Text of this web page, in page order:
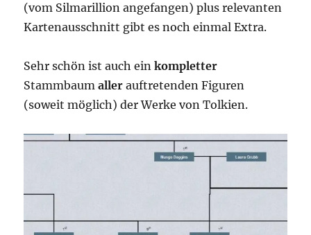
(vom Silmarillion angefangen) plus relevanten
Kartenausschnitt gibt es noch einmal Extra.
Sehr schön ist auch einkompletter
Stammbaumaller auftretenden Figuren
(soweit möglich) der Werke von Tolkien.